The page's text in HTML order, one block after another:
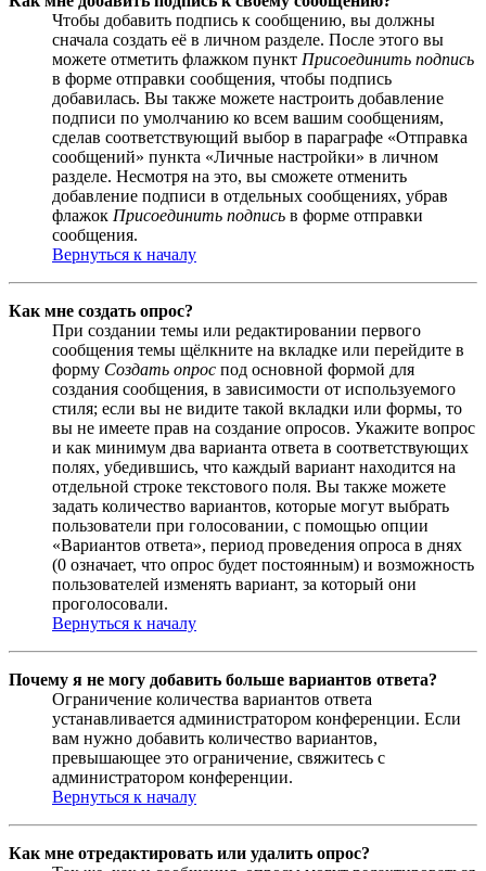
Чтобы добавить подпись к сообщению, вы должны
сначала создать её в личном разделе. После этого вы
можете отметить флажком пункт Присоединить подпись
в форме отправки сообщения, чтобы подпись
добавилась. Вы также можете настроить добавление
подписи по умолчанию ко всем вашим сообщениям,
сделав соответствующий выбор в параграфе «Отправка
сообщений» пункта «Личные настройки» в личном
разделе. Несмотря на это, вы сможете отменить
добавление подписи в отдельных сообщениях, убрав
флажок Присоединить подпись в форме отправки
сообщения.
Вернуться к началу
Как мне создать опрос?
При создании темы или редактировании первого
сообщения темы щёлкните на вкладке или перейдите в
форму Создать опрос под основной формой для
создания сообщения, в зависимости от используемого
стиля; если вы не видите такой вкладки или формы, то
вы не имеете прав на создание опросов. Укажите вопрос
и как минимум два варианта ответа в соответствующих
полях, убедившись, что каждый вариант находится на
отдельной строке текстового поля. Вы также можете
задать количество вариантов, которые могут выбрать
пользователи при голосовании, с помощью опции
«Вариантов ответа», период проведения опроса в днях
(0 означает, что опрос будет постоянным) и возможность
пользователей изменять вариант, за который они
проголосовали.
Вернуться к началу
Почему я не могу добавить больше вариантов ответа?
Ограничение количества вариантов ответа
устанавливается администратором конференции. Если
вам нужно добавить количество вариантов,
превышающее это ограничение, свяжитесь с
администратором конференции.
Вернуться к началу
Как мне отредактировать или удалить опрос?